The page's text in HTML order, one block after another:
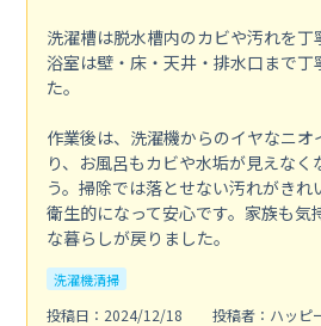
洗濯槽は脱水槽内のカビや汚れを丁
浴室は壁・床・天井・排水口まで丁
た。
作業後は、洗濯機からのイヤなニ
り、お風呂もカビや水垢が見えなく
う。掃除では落とせない汚れがきれ
衛生的になって安心です。家族も気
な暮らしが戻りました。
洗濯機清掃
投稿日：2024/12/18
投稿者：ハッピ